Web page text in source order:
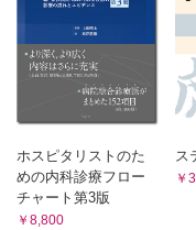
ホスピタリストのた
めの内科診療フロー
チャート第3版
￥8,800
ス
￥